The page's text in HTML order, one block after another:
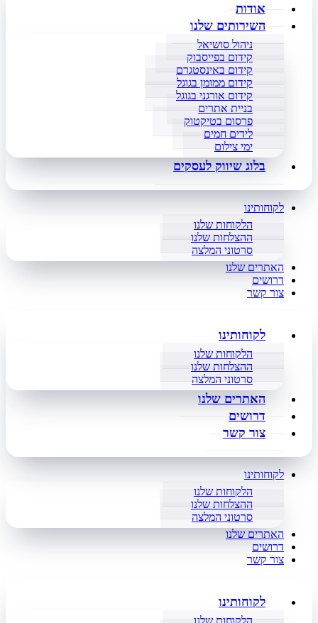
אודות
השירותים שלנו
ניהול סושיאל
קידום בפייסבוק
קידום באינסטגרם
קידום ממומן בגוגל
קידום אורגני בגוגל
בניית אתרים
פרסום בטיקטוק
לידים חמים
ימי צילום
בלוג שיווק לעסקים
לקוחותינו
הלקוחות שלנו
ההצלחות שלנו
סרטוני המלצה
האתרים שלנו
דרושים
צור קשר
לקוחותינו
הלקוחות שלנו
ההצלחות שלנו
סרטוני המלצה
האתרים שלנו
דרושים
צור קשר
לקוחותינו
הלקוחות שלנו
ההצלחות שלנו
סרטוני המלצה
האתרים שלנו
דרושים
צור קשר
לקוחותינו
הלקוחות שלנו